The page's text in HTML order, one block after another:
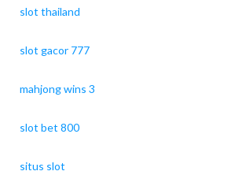
slot thailand
slot gacor 777
mahjong wins 3
slot bet 800
situs slot